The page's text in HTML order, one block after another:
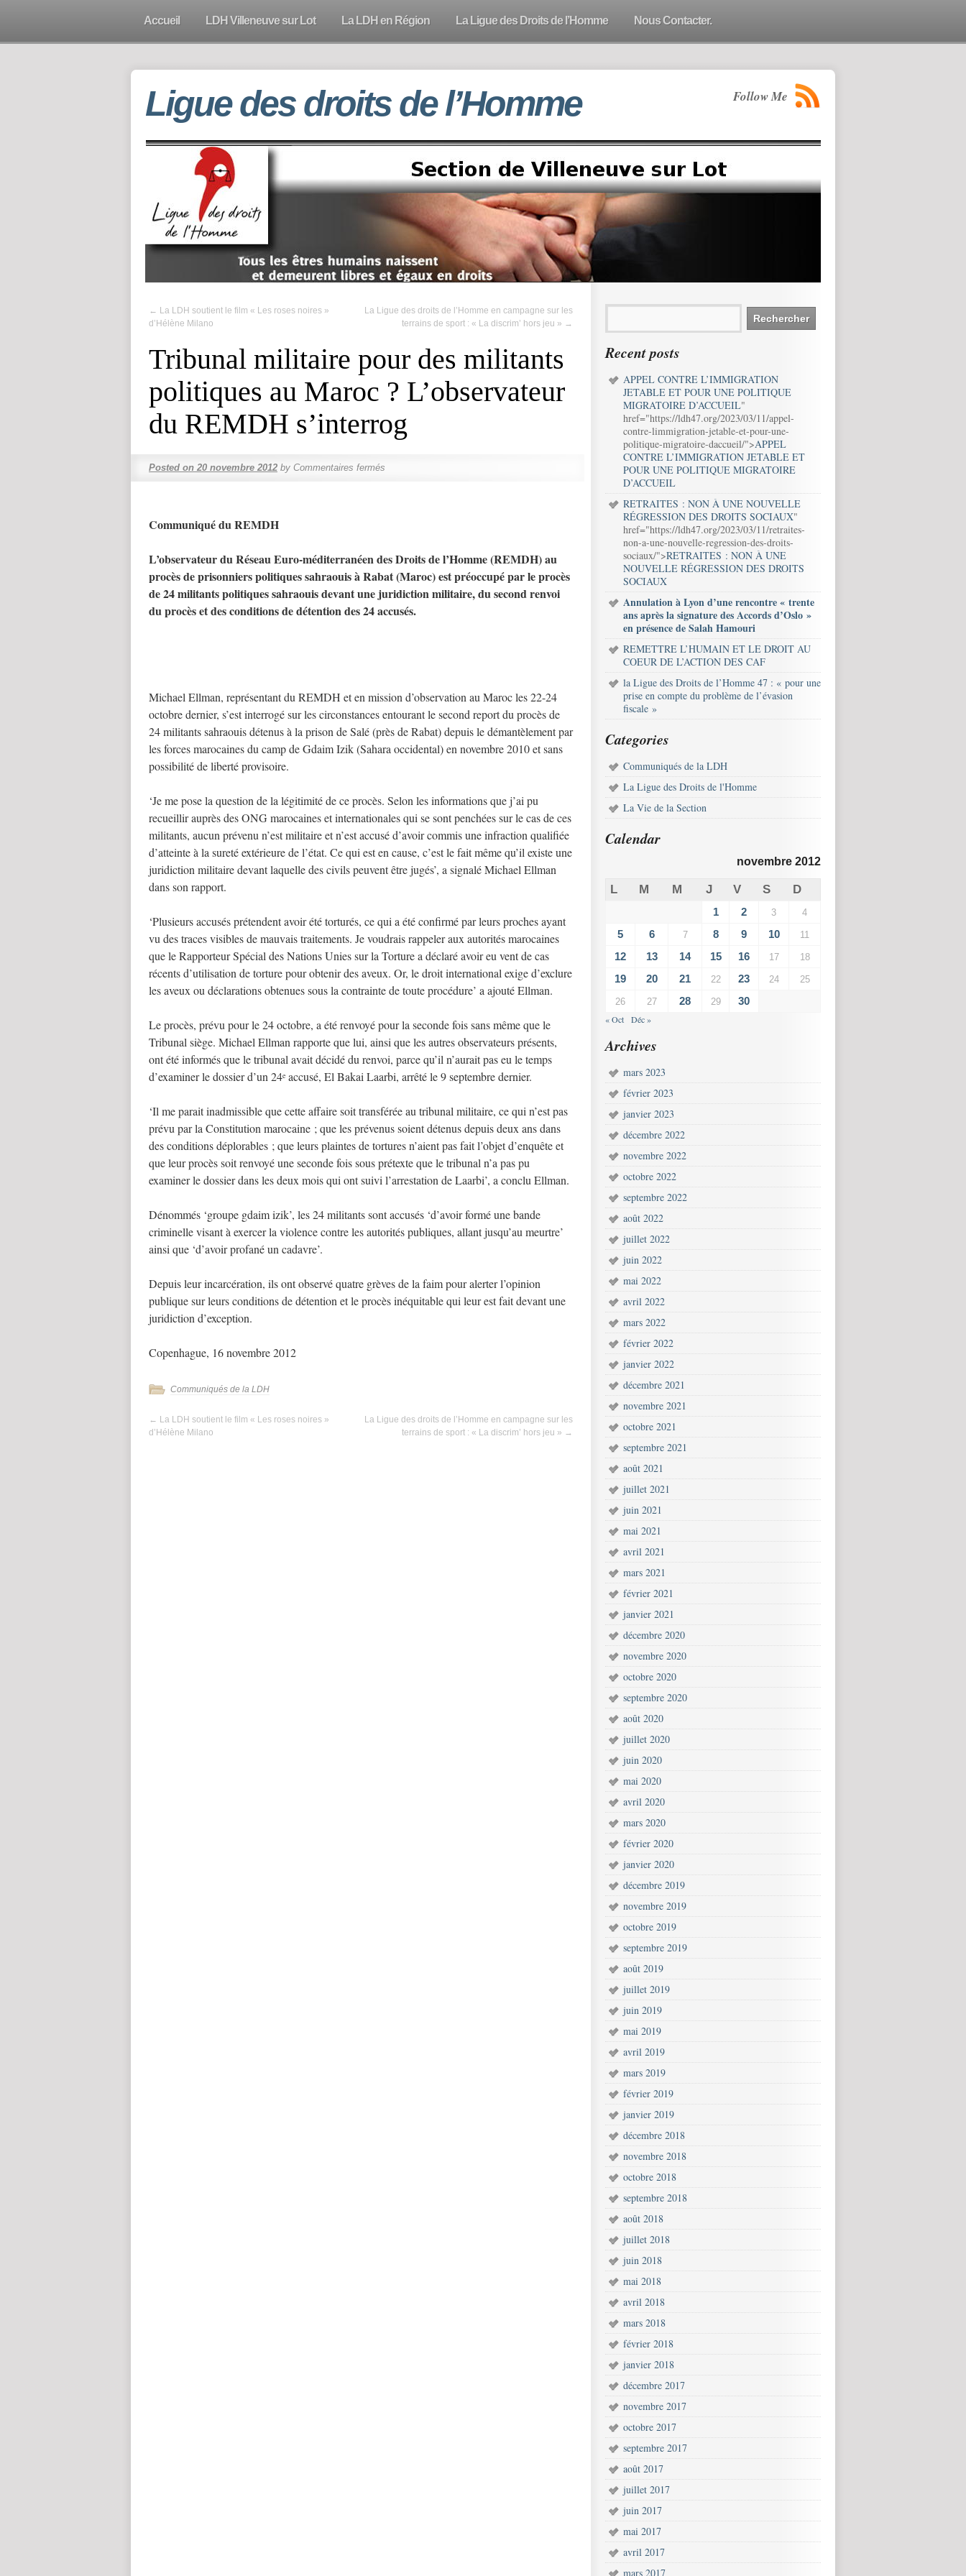
Accueil LDH Villeneuve sur Lot La LDH en Région La Ligue des Droits de l’Homme Nous Contacter.
Ligue des droits de l’Homme Follow Me
← La LDH soutient le film « Les roses noires »
d’Hélène Milano
La Ligue des droits de l’Homme en campagne sur les
terrains de sport : « La discrim’ hors jeu » →
Tribunal militaire pour des militants
politiques au Maroc ? L’observateur
du REMDH s’interrog
Posted on 20 novembre 2012 by Commentaires fermés
Communiqué du REMDH
L’observateur du Réseau Euro-méditerranéen des Droits de l’Homme (REMDH) au
procès de prisonniers politiques sahraouis à Rabat (Maroc) est préoccupé par le procès
de 24 militants politiques sahraouis devant une juridiction militaire, du second renvoi
du procès et des conditions de détention des 24 accusés.
Michael Ellman, représentant du REMDH et en mission d’observation au Maroc les 22-24
octobre dernier, s’est interrogé sur les circonstances entourant le second report du procès de
24 militants sahraouis détenus à la prison de Salé (près de Rabat) depuis le démantèlement par
les forces marocaines du camp de Gdaim Izik (Sahara occidental) en novembre 2010 et sans
possibilité de liberté provisoire.
‘Je me pose la question de la légitimité de ce procès. Selon les informations que j’ai pu
recueillir auprès des ONG marocaines et internationales qui se sont penchées sur le cas de ces
militants, aucun prévenu n’est militaire et n’est accusé d’avoir commis une infraction qualifiée
d’atteinte à la sureté extérieure de l’état. Ce qui est en cause, c’est le fait même qu’il existe une
juridiction militaire devant laquelle des civils peuvent être jugés’, a signalé Michael Ellman
dans son rapport.
‘Plusieurs accusés prétendent avoir été torturés, ce qui a été confirmé par leurs proches ayant
vu des traces visibles de mauvais traitements. Je voudrais rappeler aux autorités marocaines
que le Rapporteur Spécial des Nations Unies sur la Torture a déclaré avoir eu vent de cas
récents d’utilisation de torture pour obtenir des aveux. Or, le droit international exige d’exclure
les aveux ou déclarations obtenues sous la contrainte de toute procédure’ a ajouté Ellman.
Le procès, prévu pour le 24 octobre, a été renvoyé pour la seconde fois sans même que le
Tribunal siège. Michael Ellman rapporte que lui, ainsi que les autres observateurs présents,
ont été informés que le tribunal avait décidé du renvoi, parce qu’il n’aurait pas eu le temps
d’examiner le dossier d’un 24e accusé, El Bakai Laarbi, arrêté le 9 septembre dernier.
‘Il me parait inadmissible que cette affaire soit transférée au tribunal militaire, ce qui n’est pas
prévu par la Constitution marocaine ; que les prévenus soient détenus depuis deux ans dans
des conditions déplorables ; que leurs plaintes de tortures n’aient pas fait l’objet d’enquête et
que leur procès soit renvoyé une seconde fois sous prétexte que le tribunal n’a pas pu
examiner le dossier dans les deux mois qui ont suivi l’arrestation de Laarbi’, a conclu Ellman.
Dénommés ‘groupe gdaim izik’, les 24 militants sont accusés ‘d’avoir formé une bande
criminelle visant à exercer la violence contre les autorités publiques, allant jusqu’au meurtre’
ainsi que ‘d’avoir profané un cadavre’.
Depuis leur incarcération, ils ont observé quatre grèves de la faim pour alerter l’opinion
publique sur leurs conditions de détention et le procès inéquitable qui leur est fait devant une
juridiction d’exception.
Copenhague, 16 novembre 2012
Communiqués de la LDH
← La LDH soutient le film « Les roses noires »
d’Hélène Milano
La Ligue des droits de l’Homme en campagne sur les
terrains de sport : « La discrim’ hors jeu » →
Recent posts
APPEL CONTRE L’IMMIGRATION
JETABLE ET POUR UNE POLITIQUE
MIGRATOIRE D’ACCUEIL"
href="https://ldh47.org/2023/03/11/appel-
contre-limmigration-jetable-et-pour-une-
politique-migratoire-daccueil/">APPEL
CONTRE L’IMMIGRATION JETABLE ET
POUR UNE POLITIQUE MIGRATOIRE
D’ACCUEIL
RETRAITES : NON À UNE NOUVELLE
RÉGRESSION DES DROITS SOCIAUX"
href="https://ldh47.org/2023/03/11/retraites-
non-a-une-nouvelle-regression-des-droits-
sociaux/">RETRAITES : NON À UNE
NOUVELLE RÉGRESSION DES DROITS
SOCIAUX
Annulation à Lyon d’une rencontre « trente
ans après la signature des Accords d’Oslo »
en présence de Salah Hamouri
REMETTRE L’HUMAIN ET LE DROIT AU
COEUR DE L’ACTION DES CAF
la Ligue des Droits de l’Homme 47 : « pour une
prise en compte du problème de l’évasion
fiscale »
Categories
Communiqués de la LDH
La Ligue des Droits de l'Homme
La Vie de la Section
Calendar
novembre 2012
L M M J V S D
1 2 3 4
5 6 7 8 9 10 11
12 13 14 15 16 17 18
19 20 21 22 23 24 25
26 27 28 29 30
« Oct Déc »
Archives
mars 2023
février 2023
janvier 2023
décembre 2022
novembre 2022
octobre 2022
septembre 2022
août 2022
juillet 2022
juin 2022
mai 2022
avril 2022
mars 2022
février 2022
janvier 2022
décembre 2021
novembre 2021
octobre 2021
septembre 2021
août 2021
juillet 2021
juin 2021
mai 2021
avril 2021
mars 2021
février 2021
janvier 2021
décembre 2020
novembre 2020
octobre 2020
septembre 2020
août 2020
juillet 2020
juin 2020
mai 2020
avril 2020
mars 2020
février 2020
janvier 2020
décembre 2019
novembre 2019
octobre 2019
septembre 2019
août 2019
juillet 2019
juin 2019
mai 2019
avril 2019
mars 2019
février 2019
janvier 2019
décembre 2018
novembre 2018
octobre 2018
septembre 2018
août 2018
juillet 2018
juin 2018
mai 2018
avril 2018
mars 2018
février 2018
janvier 2018
décembre 2017
novembre 2017
octobre 2017
septembre 2017
août 2017
juillet 2017
juin 2017
mai 2017
avril 2017
mars 2017